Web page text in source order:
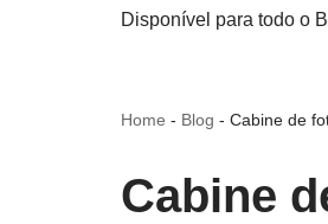
Disponível para todo o
Home - Blog - Cabine de
Cabine